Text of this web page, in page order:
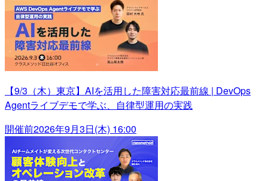
【9/3（木）東京】AIを活用した障害対応最前線 | DevOps
Agentライブデモで学ぶ、自律型運用の実践
開催前2026年9月3日(木) 16:00